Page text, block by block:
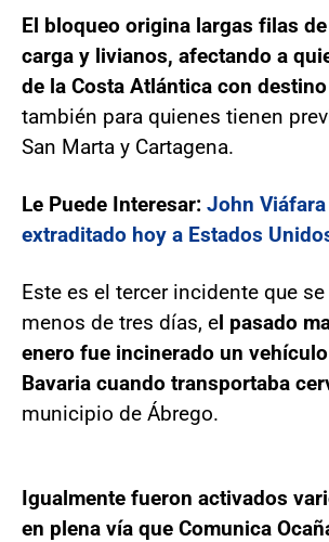
El bloqueo origina largas filas
carga y livianos, afectando a
de la Costa Atlántica con
también para quienes tienen
San Marta y Cartagena.
Le Puede Interesar: John
extraditado hoy a Estados
Este es el tercer incidente que
menos de tres días, el pasado
enero fue incinerado un
Bavaria cuando transportaba
municipio de Ábrego.
Igualmente fueron activados
en plena vía que Comunica